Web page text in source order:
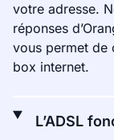
votre adresse.
réponses
vous permet de
box internet.
L’ADSL